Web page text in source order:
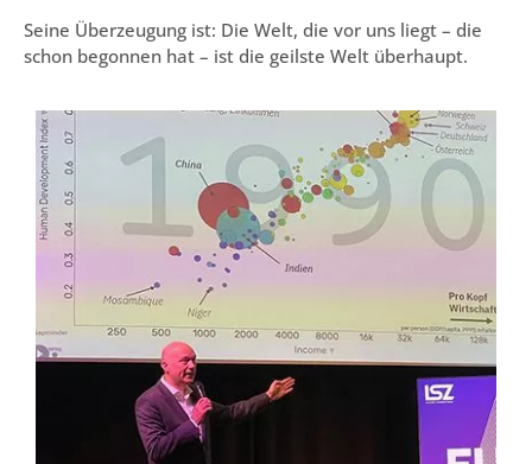
Seine Überzeugung ist: Die Welt, die vor uns liegt – die
schon begonnen hat – ist die geilste Welt überhaupt.